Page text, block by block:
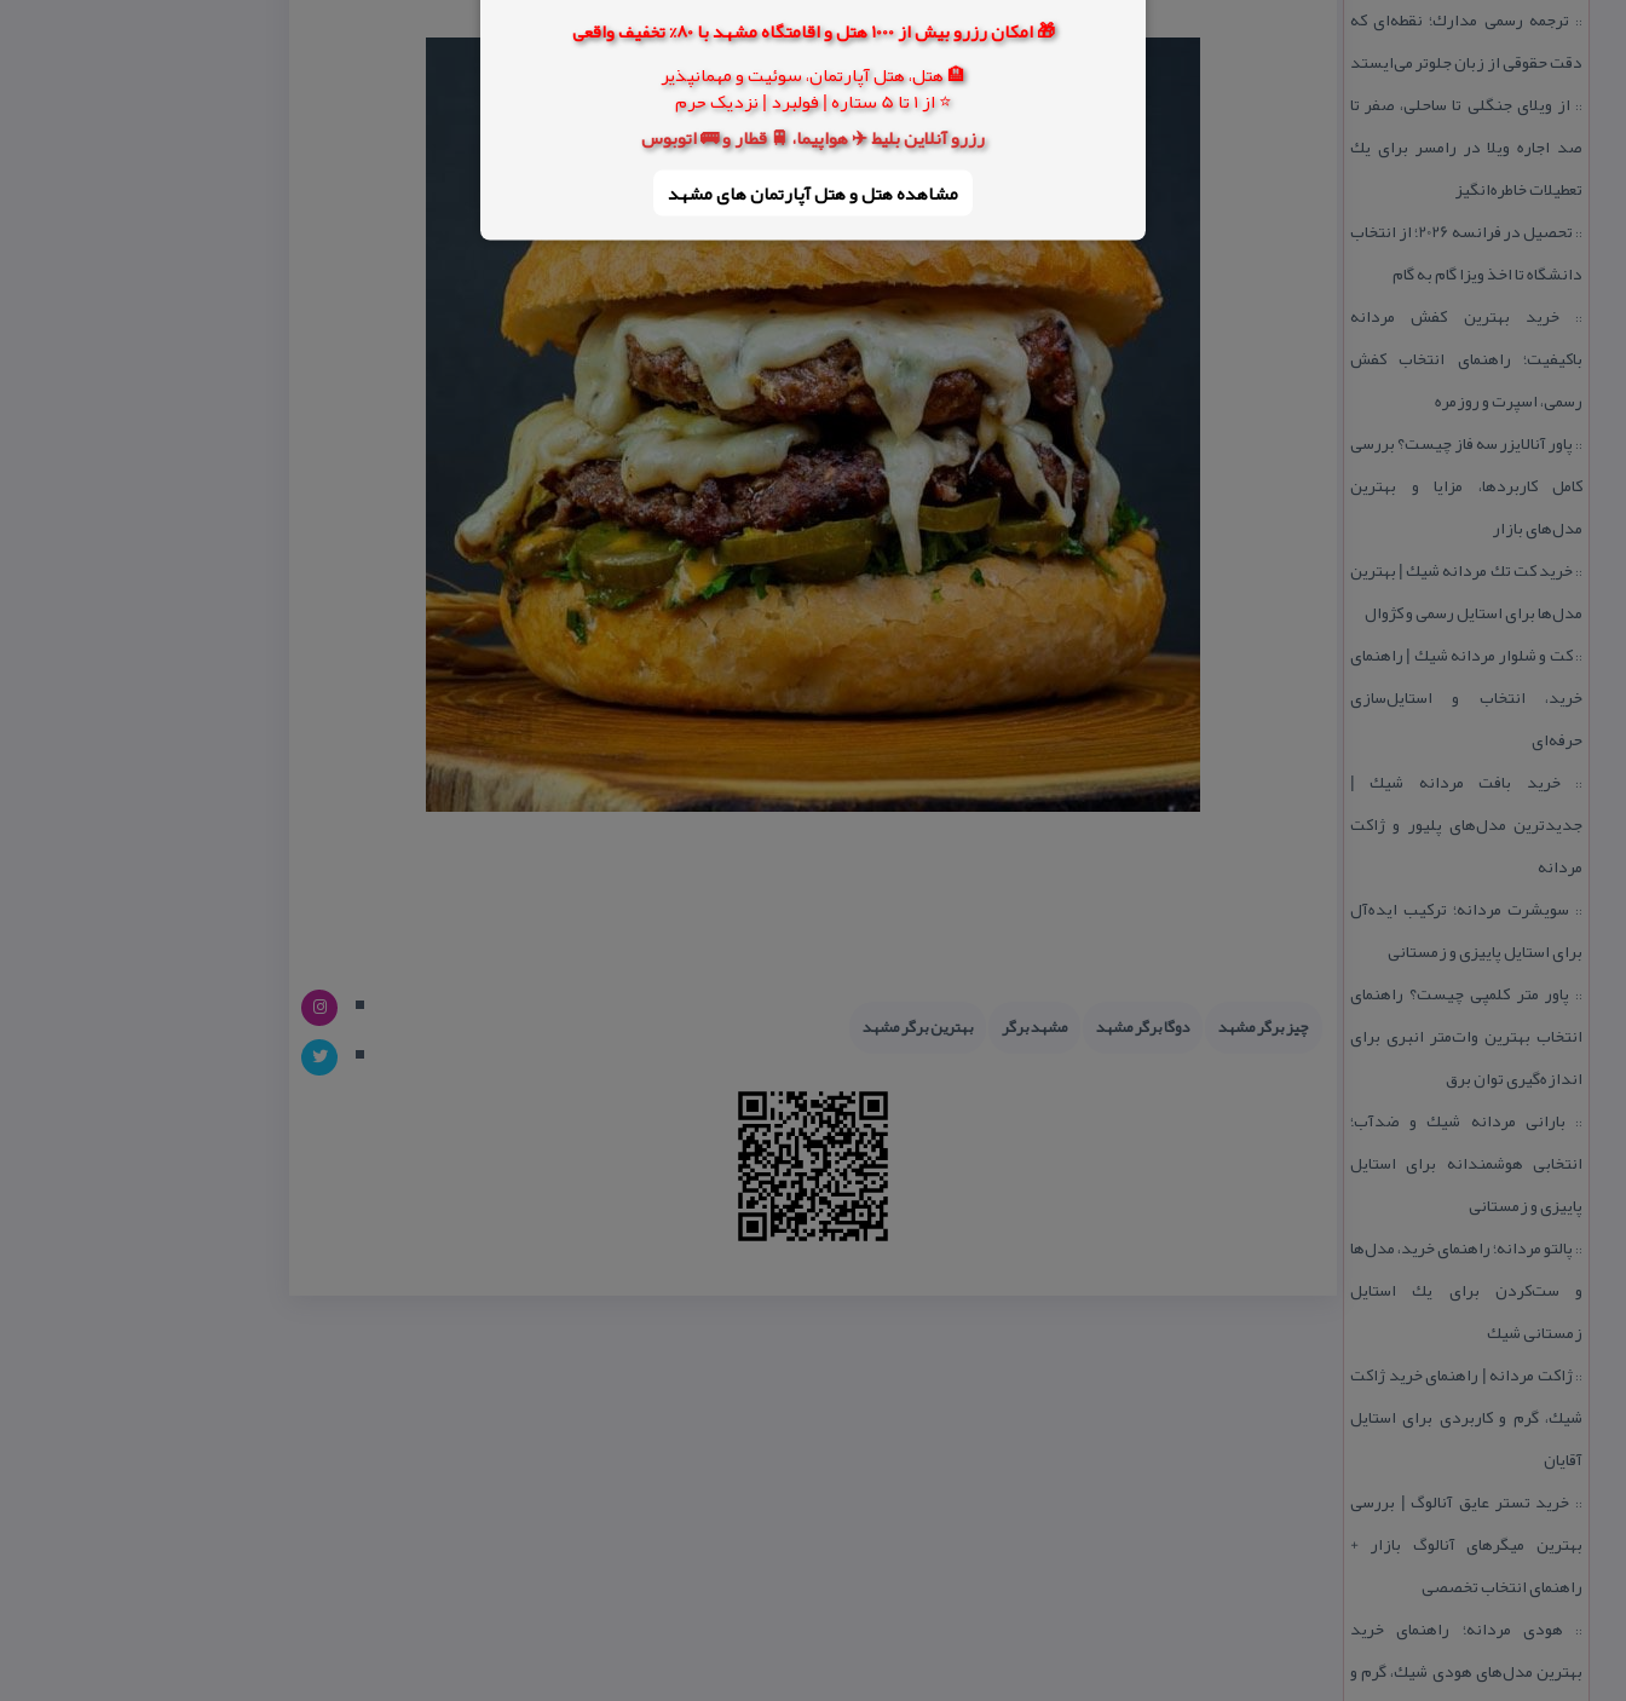
🎁 امکان رزرو بیش از 1000 هتل و اقامتگاه مشهد با 80% تخفیف واقعی
🏨 هتل، هتل آپارتمان، سوئیت و مهمانپذیر
⭐ از 1 تا 5 ستاره | فولبرد | نزدیک حرم
رزرو آنلاین بلیط ✈️ هواپیما، 🚆 قطار و 🚌 اتوبوس
مشاهده هتل و هتل‌ آپارتمان های مشهد
:: ترجمه رسمی مدارك؛ نقطه‌ای كه
دقت حقوقی از زبان جلوتر می‌ایستد
:: از ویلای جنگلی تا ساحلی، صفر تا
صد اجاره ویلا در رامسر برای یك
تعطیلات خاطره‌انگیز
::
تحصیل در فرانسه 2026؛ از انتخاب
دانشگاه تا اخذ ویزا گام به گام
::خرید بهترین كفش مردانه
باكیفیت؛ راهنمای انتخاب كفش
رسمی، اسپرت و روزمره
:: پاور آنالایزر سه فاز چیست؟ بررسی
كامل كاربردها، مزایا و بهترین
مدل‌های بازار
::خرید كت تك مردانه شیك | بهترین
مدل‌ها برای استایل رسمی و كژوال
::كت و شلوار مردانه شیك | راهنمای
خرید، انتخاب و استایل‌سازی
حرفه‌ای
::خرید بافت مردانه شیك |
جدیدترین مدل‌های پلیور و ژاكت
مردانه
:: سویشرت مردانه؛ تركیب ایده‌آل
برای استایل پاییزی و زمستانی
:: پاور متر كلمپی چیست؟ راهنمای
انتخاب بهترین وات‌متر انبری برای
اندازه‌گیری توان برق
:: بارانی مردانه شیك و ضدآب؛
انتخابی هوشمندانه برای استایل
پاییزی و زمستانی
:: پالتو مردانه؛ راهنمای خرید، مدل‌ها
و ست‌كردن برای یك استایل
زمستانی شیك
::ژاكت مردانه | راهنمای خرید ژاكت
شیك، گرم و كاربردی برای استایل
آقایان
:: خرید تستر عایق آنالوگ | بررسی
بهترین میگرهای آنالوگ بازار +
راهنمای انتخاب تخصصی
:: هودی مردانه؛ راهنمای خرید
بهترین مدل‌های هودی شیك، گرم و
چیز برگر مشهد دوگا برگر مشهد مشهد برگر بهترین برگر مشهد